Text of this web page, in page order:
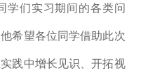
学们实习期间的各类问
希望各位同学借助此次
践中增长见识、开拓视